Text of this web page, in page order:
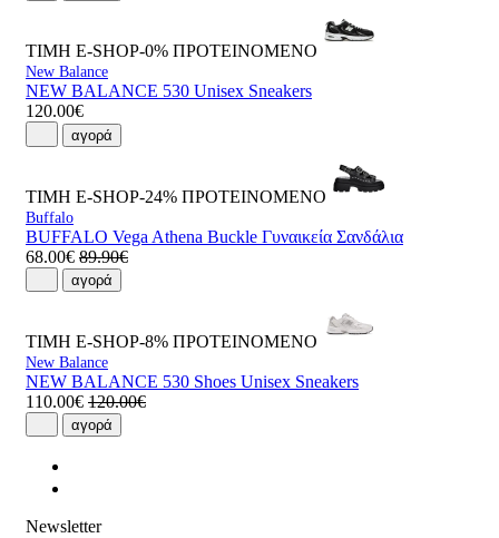
ΤΙΜΗ E-SHOP-0% ΠΡΟΤΕΙΝΟΜΕΝΟ
New Balance
NEW BALANCE 530 Unisex Sneakers
120.00€
αγορά
ΤΙΜΗ E-SHOP-24% ΠΡΟΤΕΙΝΟΜΕΝΟ
Buffalo
BUFFALO Vega Athena Buckle Γυναικεία Σανδάλια
68.00€ 89.90€
αγορά
ΤΙΜΗ E-SHOP-8% ΠΡΟΤΕΙΝΟΜΕΝΟ
New Balance
NEW BALANCE 530 Shoes Unisex Sneakers
110.00€ 120.00€
αγορά
Newsletter